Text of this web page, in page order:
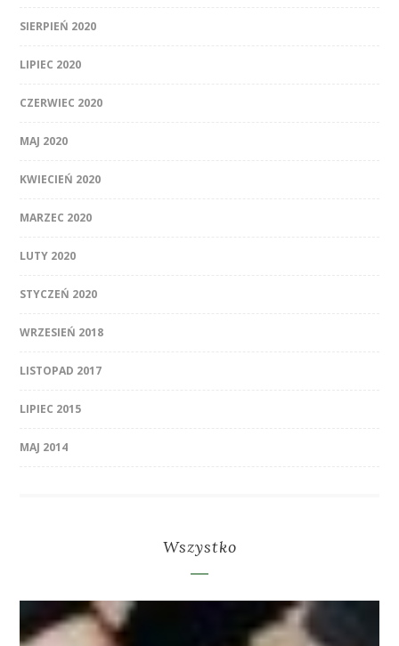
SIERPIEŃ 2020
LIPIEC 2020
CZERWIEC 2020
MAJ 2020
KWIECIEŃ 2020
MARZEC 2020
LUTY 2020
STYCZEŃ 2020
WRZESIEŃ 2018
LISTOPAD 2017
LIPIEC 2015
MAJ 2014
Wszystko